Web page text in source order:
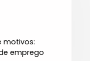
motivos:
emprego